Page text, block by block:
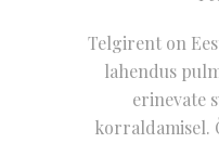
Telgirent on
lahendus
erinevate
korraldamisel.